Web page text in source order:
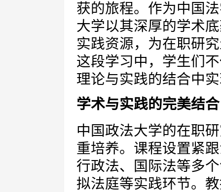
获的旅程。作为中国
大学以其深厚的学术
实践资源，为在职研
这段学习中，学生们
理论与实践的结合中
学术与实践的完美结合
中国政法大学的在职
重培养。课程设置紧
行政法、国际法等多
拟法庭等实践环节。